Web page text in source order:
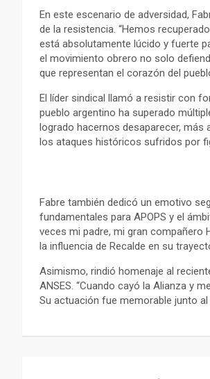
En este escenario de adversidad,
de la resistencia. “Hemos
está absolutamente lúcido y fuerte
el movimiento obrero no solo
que representan el corazón del
El líder sindical llamó a resistir con
pueblo argentino ha superado
logrado hacernos desaparecer, más
los ataques históricos sufridos por
Fabre también dedicó un emotivo
fundamentales para APOPS y el
veces mi padre, mi gran compañero
la influencia de Recalde en su
Asimismo, rindió homenaje al
ANSES. “Cuando cayó la Alianza y
Su actuación fue memorable junto